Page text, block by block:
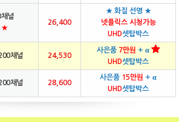
널
★
26,400
★ 화질 선명 ★
넷플릭스 시청가능
UHD셋탑박스
채널 24,530
사은품 7만원 + α
UHD셋탑박스
채널 28,600
사은품 15만원 + α
UHD셋탑박스